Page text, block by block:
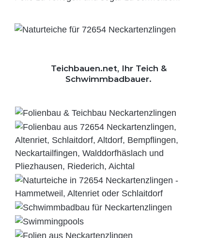
Teichbauen.net, Ihr Teich &
Schwimmbadbauer.